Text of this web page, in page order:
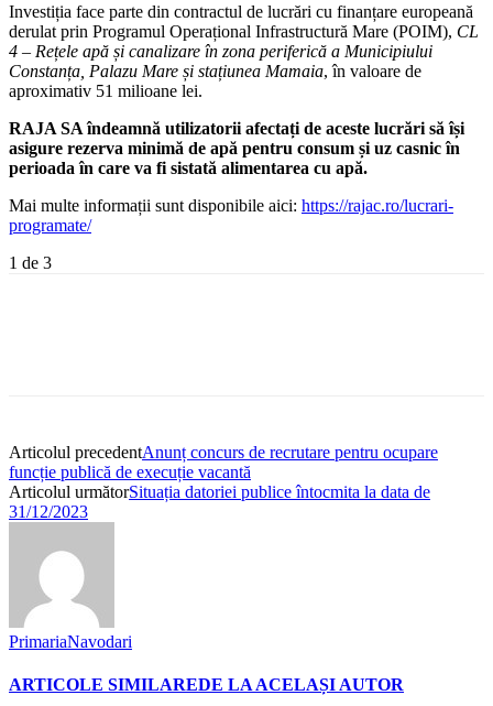
Investiția face parte din contractul de lucrări cu finanțare europeană
derulat prin Programul Operațional Infrastructură Mare (POIM), CL
4 – Rețele apă și canalizare în zona periferică a Municipiului
Constanța, Palazu Mare și stațiunea Mamaia, în valoare de
aproximativ 51 milioane lei.
RAJA SA îndeamnă utilizatorii afectați de aceste lucrări să își
asigure rezerva minimă de apă pentru consum și uz casnic în
perioada în care va fi sistată alimentarea cu apă.
Mai multe informații sunt disponibile aici: https://rajac.ro/lucrari-
programate/
1 de 3
Articolul precedentAnunț concurs de recrutare pentru ocupare
funcție publică de execuție vacantă
Articolul următorSituația datoriei publice întocmita la data de
31/12/2023
PrimariaNavodari
ARTICOLE SIMILAREDE LA ACELAȘI AUTOR